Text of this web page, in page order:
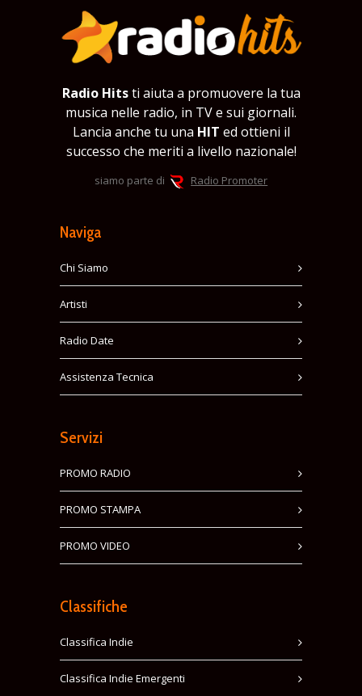
Radio Hitsti aiuta a promuovere la tua
musica nelle radio, in TV e sui giornali.
Lancia anche tu una HIT ed ottieni il
successo che meriti a livello nazionale!
siamo parte di Radio Promoter
Naviga
Chi Siamo
Artisti
Radio Date
Assistenza Tecnica
Servizi
PROMO RADIO
PROMO STAMPA
PROMO VIDEO
Classifiche
Classifica Indie
Classifica Indie Emergenti